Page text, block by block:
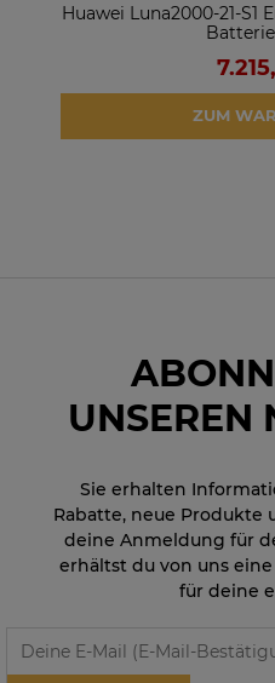
Huawei Luna2000-21-S1
ZUM
UNSEREN
Sie erhalten
Rabatte, neue Produkte
deine Anmeldung für
erhältst du von uns
für deine